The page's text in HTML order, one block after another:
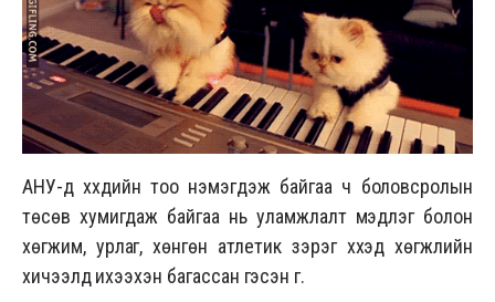
АНУ-д хүүхдийн тоо нэмэгдэж байгаа ч боловсролын
төсөв хумигдаж байгаа нь уламжлалт мэдлэг болон
хөгжим, урлаг, хөнгөн атлетик зэрэг хүүхэд хөгжлийн
хичээлүүд ихээхэн багассан гэсэн үг.